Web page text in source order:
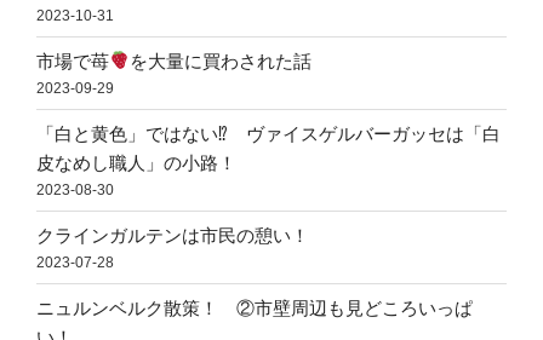
2023-10-31
市場で苺 を大量に買わされた話
2023-09-29
「白と黄色」ではない⁉ ヴァイスゲルバーガッセは「白
皮なめし職人」の小路！
2023-08-30
クラインガルテンは市民の憩い！
2023-07-28
ニュルンベルク散策！ ②市壁周辺も見どころいっぱ